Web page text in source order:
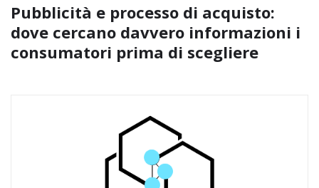
Pubblicità e processo di acquisto:
dove cercano davvero informazioni i
consumatori prima di scegliere